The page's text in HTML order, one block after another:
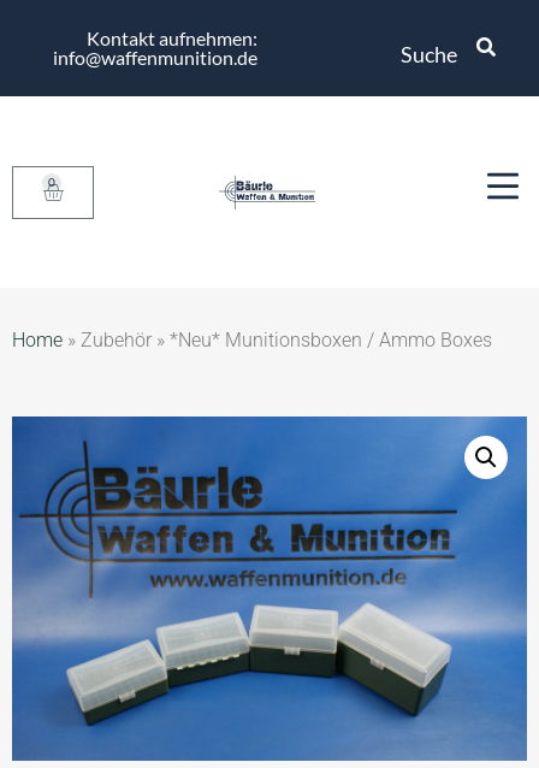
Kontakt aufnehmen:
info@waffenmunition.de
Suche
0
Home » Zubehör » *Neu* Munitionsboxen / Ammo Boxes